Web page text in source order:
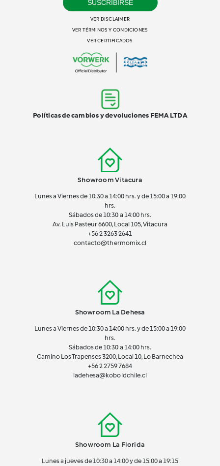
Showroom Vitacura
Lunes a Viernes de 10:30 a 14:00 hrs. y de 15:00 a 19:00
hrs.
Sábados de 10:30 a 14:00 hrs.
Av. Luis Pasteur 6600, Local 105, Vitacura
+56 2 3263 2641
contacto@thermomix.cl
Showroom La Dehesa
Lunes a Viernes de 10:30 a 14:00 hrs. y de 15:00 a 19:00
hrs.
Sábados de 10:30 a 14:00 hrs.
Camino Los Trapenses 3200, Local 10, Lo Barnechea
+56 22759 7684
ladehesa@koboldchile.cl
Showroom La Florida
Lunes a jueves de 10:30 a 14:00 y de 15:00 a 19:15
SUSCRIBIRSE
VER DISCLAIMER
VER TÉRMINOS Y CONDICIONES
VER CERTIFICADOS
Políticas de cambios y devoluciones FEMA LTDA